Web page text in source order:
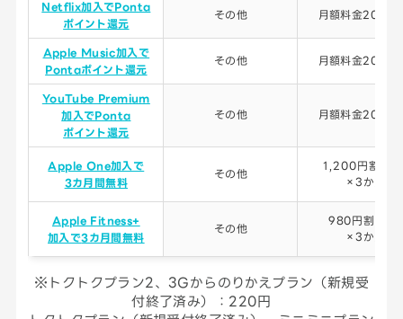
Netflix加入でPonta
ポイント還元
その他 月額料金20％還
Apple Music加入で
Pontaポイント還元
その他 月額料金20％還
YouTube Premium
加入でPonta
ポイント還元
その他 月額料金20％還
Apple One加入で
3カ月間無料
その他
1,200円割引/
×3か月
Apple Fitness+
加入で3カ月間無料
その他
980円割引/月
×3か月
※トクトクプラン2、3Gからのりかえプラン（新規受
付終了済み）：220円